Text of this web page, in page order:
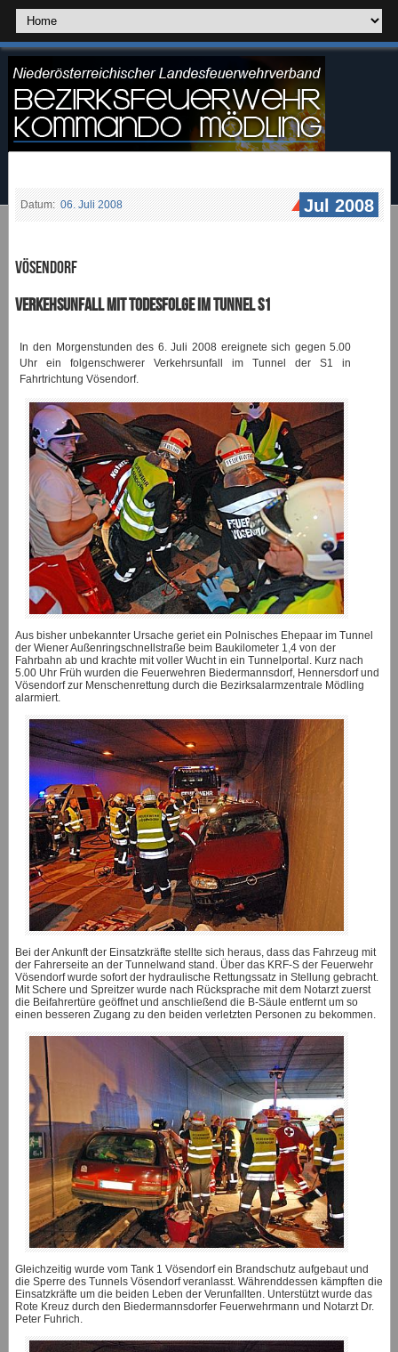
Datum: 06. Juli 2008 Jul 2008
Vösendorf
Verkehsunfall mit Todesfolge im Tunnel S1
In den Morgenstunden des 6. Juli 2008 ereignete sich gegen 5.00
Uhr ein folgenschwerer Verkehrsunfall im Tunnel der S1 in
Fahrtrichtung Vösendorf.
Aus bisher unbekannter Ursache geriet ein Polnisches Ehepaar im Tunnel
der Wiener Außenringschnellstraße beim Baukilometer 1,4 von der
Fahrbahn ab und krachte mit voller Wucht in ein Tunnelportal. Kurz nach
5.00 Uhr Früh wurden die Feuerwehren Biedermannsdorf, Hennersdorf und
Vösendorf zur Menschenrettung durch die Bezirksalarmzentrale Mödling
alarmiert.
Bei der Ankunft der Einsatzkräfte stellte sich heraus, dass das Fahrzeug mit
der Fahrerseite an der Tunnelwand stand. Über das KRF-S der Feuerwehr
Vösendorf wurde sofort der hydraulische Rettungssatz in Stellung gebracht.
Mit Schere und Spreitzer wurde nach Rücksprache mit dem Notarzt zuerst
die Beifahrertüre geöffnet und anschließend die B-Säule entfernt um so
einen besseren Zugang zu den beiden verletzten Personen zu bekommen.
Gleichzeitig wurde vom Tank 1 Vösendorf ein Brandschutz aufgebaut und
die Sperre des Tunnels Vösendorf veranlasst. Währenddessen kämpften die
Einsatzkräfte um die beiden Leben der Verunfallten. Unterstützt wurde das
Rote Kreuz durch den Biedermannsdorfer Feuerwehrmann und Notarzt Dr.
Peter Fuhrich.